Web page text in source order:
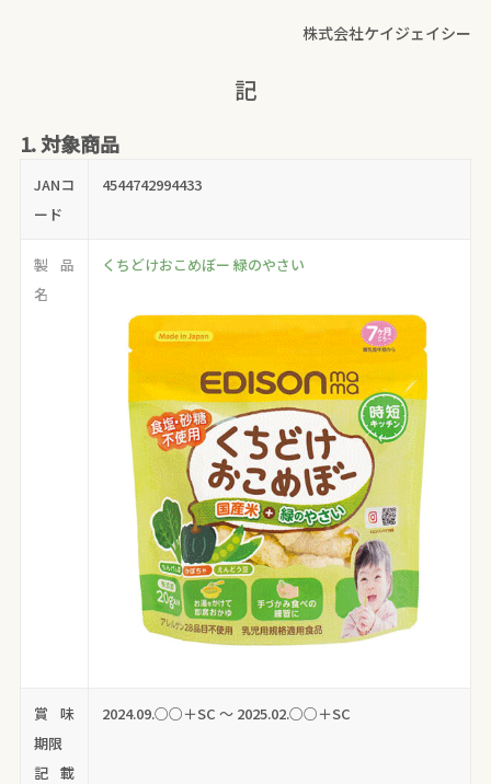
株式会社ケイジェイシー
記
1. 対象商品
JANコ
ード
4544742994433
製品
名
くちどけおこめぼー 緑のやさい
賞味
期限
記載
2024.09.○○＋SC ～ 2025.02.○○＋SC